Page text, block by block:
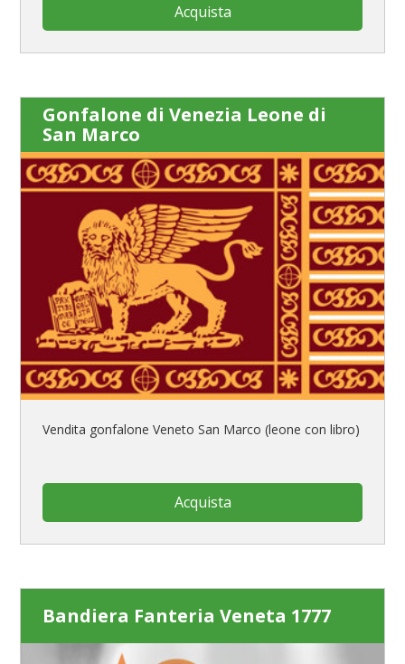
Acquista
Gonfalone di Venezia Leone di
San Marco
Vendita gonfalone Veneto San Marco (leone con libro)
Acquista
Bandiera Fanteria Veneta 1777